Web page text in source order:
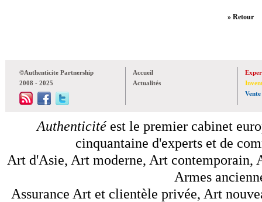
» Retour
©Authenticite Partnership
2008 - 2025
Accueil
Actualités
Vente
Authenticitéest le premier cabinet
cinquantaine d'experts et de
Art d'Asie, Art moderne, Art contemporain,
Armes
Assurance Art et clientèle privée, Art